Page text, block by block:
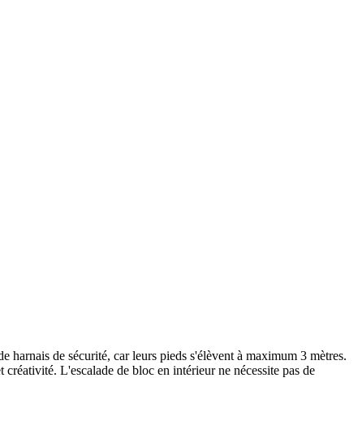
harnais de sécurité, car leurs pieds s'élèvent à maximum 3 mètres.
L'escalade de bloc en intérieur ne nécessite pas de